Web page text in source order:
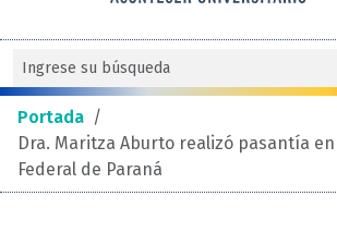
Portada /
Dra. Maritza Aburto realizó pasantía
Federal de Paraná